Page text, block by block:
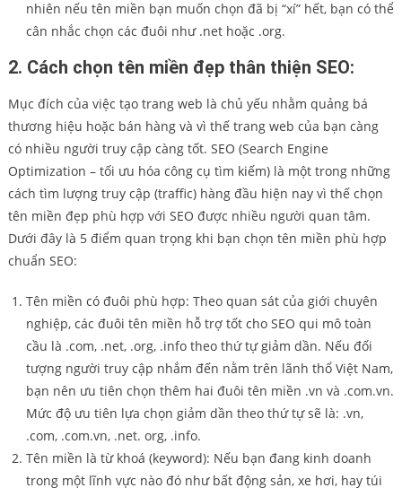
nhiên nếu tên miền bạn muốn chọn đã bị “xí” hết, bạn có thể
cân nhắc chọn các đuôi như .net hoặc .org.
2. Cách chọn tên miền đẹp thân thiện SEO:
Mục đích của việc tạo trang web là chủ yếu nhằm quảng bá
thương hiệu hoặc bán hàng và vì thế trang web của bạn càng
có nhiều người truy cập càng tốt. SEO (Search Engine
Optimization – tối ưu hóa công cụ tìm kiếm) là một trong những
cách tìm lượng truy cập (traffic) hàng đầu hiện nay vì thế chọn
tên miền đẹp phù hợp với SEO được nhiều người quan tâm.
Dưới đây là 5 điểm quan trọng khi bạn chọn tên miền phù hợp
chuẩn SEO:
Tên miền có đuôi phù hợp: Theo quan sát của giới chuyên
nghiệp, các đuôi tên miền hỗ trợ tốt cho SEO qui mô toàn
cầu là .com, .net, .org, .info theo thứ tự giảm dần. Nếu đối
tượng người truy cập nhắm đến nằm trên lãnh thổ Việt Nam,
bạn nên ưu tiên chọn thêm hai đuôi tên miền .vn và .com.vn.
Mức độ ưu tiên lựa chọn giảm dần theo thứ tự sẽ là: .vn,
.com, .com.vn, .net. org, .info.
Tên miền là từ khoá (keyword): Nếu bạn đang kinh doanh
trong một lĩnh vực nào đó như bất động sản, xe hơi, hay túi